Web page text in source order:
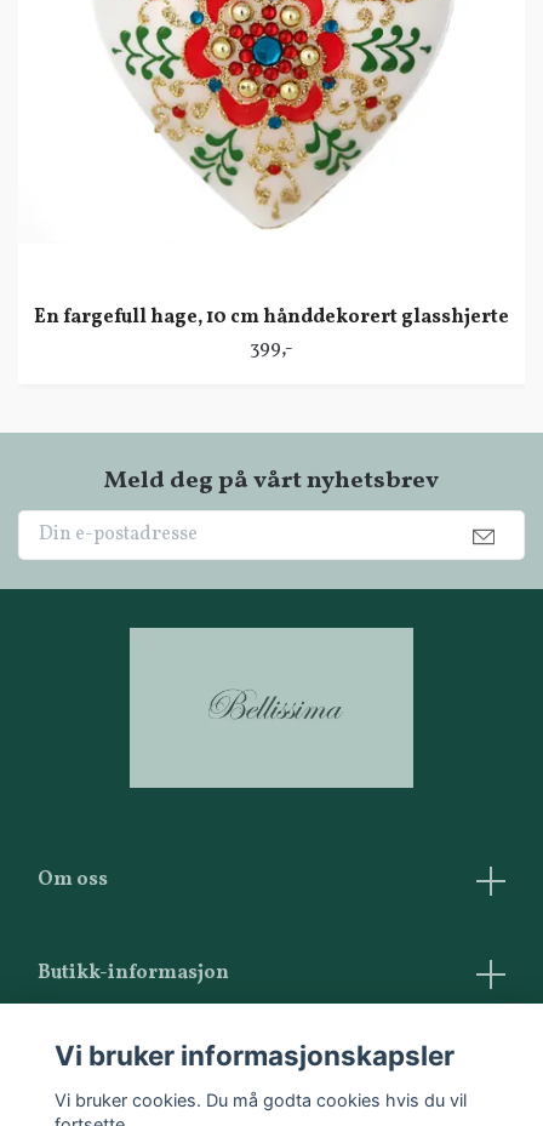
En fargefull hage, 10 cm hånddekorert glasshjerte
399,-
Meld deg på vårt nyhetsbrev
Om oss
Butikk-informasjon
Vilkår og betingelser
Kontakt oss
Vi bruker informasjonskapsler
Vi bruker cookies. Du må godta cookies hvis du vil